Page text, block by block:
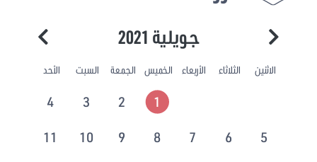
جويلية 2021
الاثنين الثلاثاء الأربعاء الخميس الجمعة السبت الأحد
1
2
3
4
5
6
7
8
9
10
11